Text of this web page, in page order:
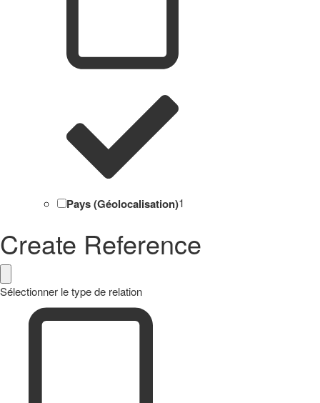
Pays (Géolocalisation)1
Create Reference
Sélectionner le type de relation